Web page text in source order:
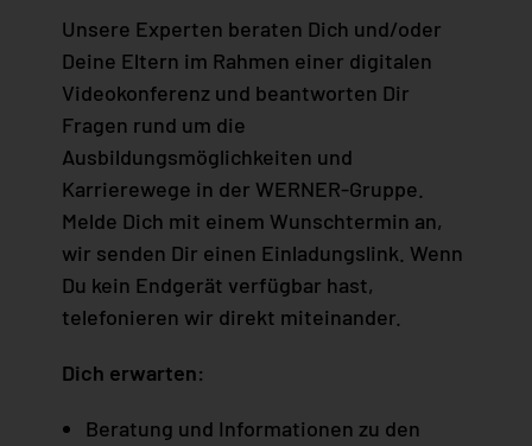
Unsere Experten beraten Dich und/oder
Deine Eltern im Rahmen einer digitalen
Videokonferenz und beantworten Dir
Fragen rund um die
Ausbildungsmöglichkeiten und
Karrierewege in der WERNER-Gruppe.
Melde Dich mit einem Wunschtermin an,
wir senden Dir einen Einladungslink. Wenn
Du kein Endgerät verfügbar hast,
telefonieren wir direkt miteinander.
Dich erwarten:
Beratung und Informationen zu den